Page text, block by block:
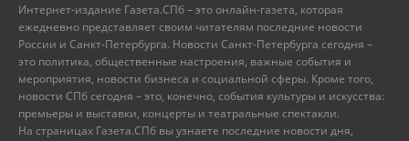
Интернет-издание Газета.СПб – это онлайн-газета, которая
ежедневно представляет своим читателям последние новости
России и Санкт-Петербурга. Новости Санкт-Петербурга сегодня –
это политика, общественные настроения, важные события и
мероприятия, новости бизнеса и социальной сферы. Кроме того,
новости СПб сегодня – это, конечно, события культуры и искусства:
премьеры и выставки, концерты и театральные спектакли.
На страницах Газета.СПб вы узнаете последние новости дня,